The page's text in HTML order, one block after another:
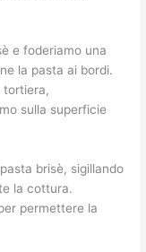
e foderiamo una
la pasta ai bordi.
tortiera,
sulla superficie
brisè, sigillando
la cottura.
permettere la